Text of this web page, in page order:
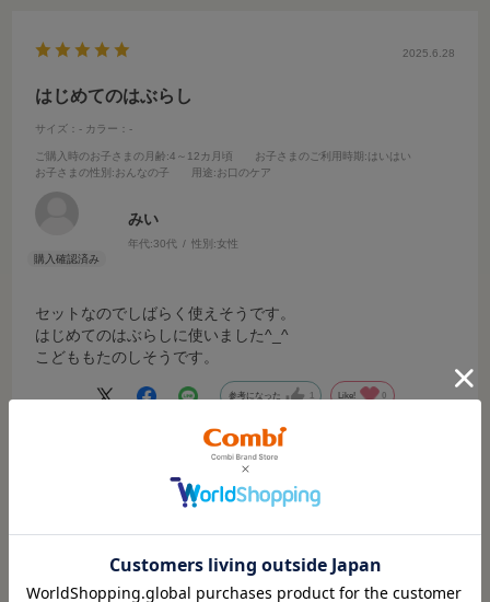
2025.6.28
はじめてのはぶらし
サイズ：- カラー：-
ご購入時のお子さまの月齢:4～12カ月頃 お子さまのご利用時期 :はいはい
お子さまの性別 :おんなの子 用途:お口のケア
みい
年代:30代 性別:女性
セットなのでしばらく使えそうです。
はじめてのはぶらしに使いました^_^
こどももたのしそうです。
参考になった Like! 0
もっと見る
絞り込み 表示：新しい順
※レビューを書くには が必要です。